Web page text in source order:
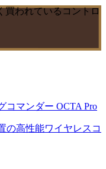
買われているコントロ
コマンダー OCTA Pro
の高性能ワイヤレスコ